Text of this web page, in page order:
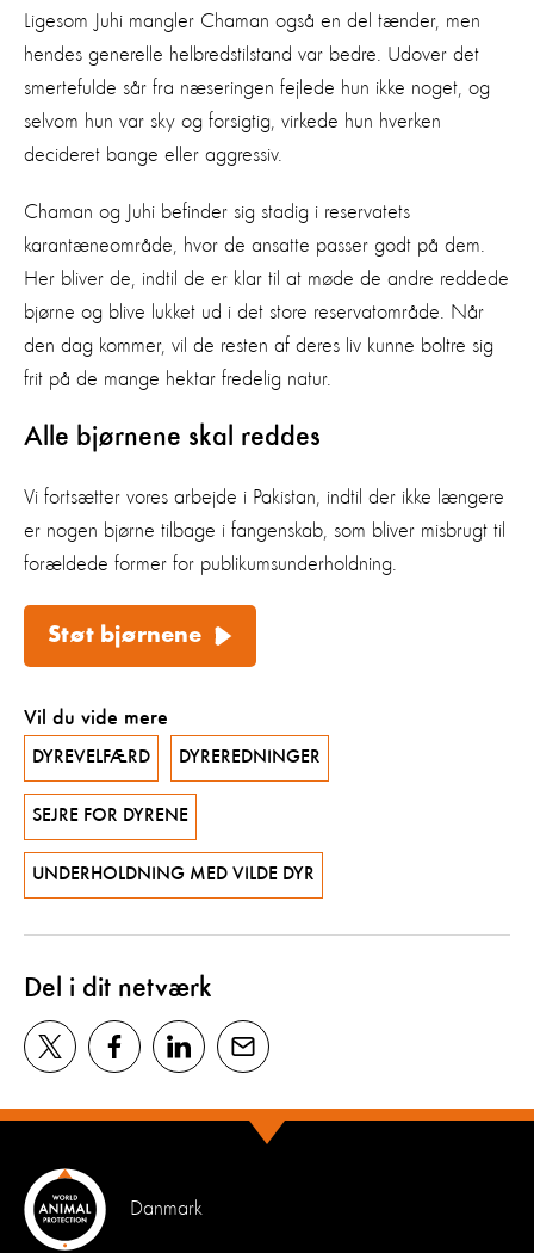
Ligesom Juhi mangler Chaman også en del tænder, men
hendes generelle helbredstilstand var bedre. Udover det
smertefulde sår fra næseringen fejlede hun ikke noget, og
selvom hun var sky og forsigtig, virkede hun hverken
decideret bange eller aggressiv.
Chaman og Juhi befinder sig stadig i reservatets
karantæneområde, hvor de ansatte passer godt på dem.
Her bliver de, indtil de er klar til at møde de andre reddede
bjørne og blive lukket ud i det store reservatområde. Når
den dag kommer, vil de resten af deres liv kunne boltre sig
frit på de mange hektar fredelig natur.
Alle bjørnene skal reddes
Vi fortsætter vores arbejde i Pakistan, indtil der ikke længere
er nogen bjørne tilbage i fangenskab, som bliver misbrugt til
forældede former for publikumsunderholdning.
Støt bjørnene
Vil du vide mere
DYREVELFÆRD DYREREDNINGER
SEJRE FOR DYRENE
UNDERHOLDNING MED VILDE DYR
Del i dit netværk
Danmark